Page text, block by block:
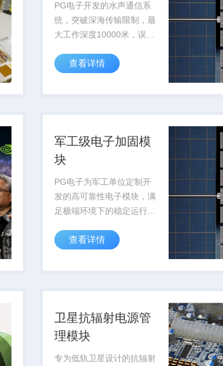
PG电子开发的水声通信系
统，突破深海传输限制，最
大工作深度10000米，误码
供可靠通信保障
查看详情
军工级电子加固模
块
PG电子为军工单位定制开
发的高可靠性电子模块，满
足极端环境下的稳定运行要
认证查看详情
卫星抗辐射电源管
理模块
专为低轨卫星设计的抗辐射